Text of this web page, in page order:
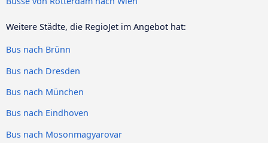
Weitere Städte, die RegioJet im Angebot hat:
Bus nach Brünn
Bus nach Dresden
Bus nach München
Bus nach Eindhoven
Bus nach Mosonmagyarovar